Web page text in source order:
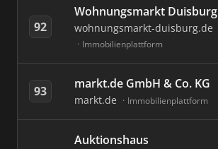
92
Wohnungsmarkt Duisburg
wohnungsmarkt-duisburg.de
Immobilienplattform
93 markt.de GmbH & Co. KG
markt.de Immobilienplattform
Auktionshaus